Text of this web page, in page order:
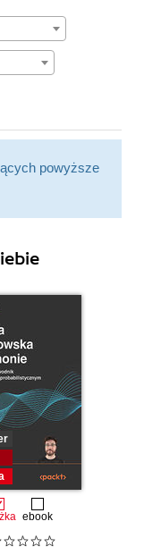
powyższe
ebook